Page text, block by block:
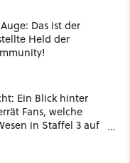
Das ist der
Held der
Ein Blick hinter
Fans, welche
in Staffel 3 auf